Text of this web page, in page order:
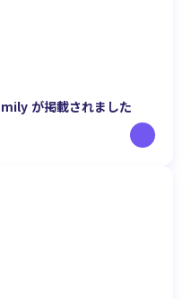
が掲載されました